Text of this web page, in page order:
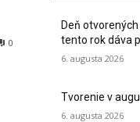
0
Deň
tento rok dáva
6. augusta 2026
Tvorenie v
6. augusta 2026